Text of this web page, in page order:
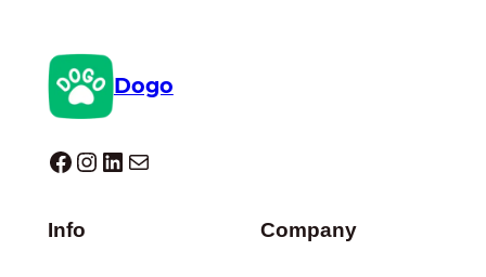
Dogo
Dogo facebook InstagramLinkedIn E-Mail
Info Company